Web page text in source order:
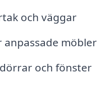
och väggar
möbler
och fönster